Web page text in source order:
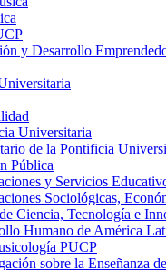
y Desarrollo
Universitaria
de la Pontificia
Pública
y Servicios
Sociológicas,
Ciencia, Tecnología e
Humano de América
PUCP
sobre la Enseñanza